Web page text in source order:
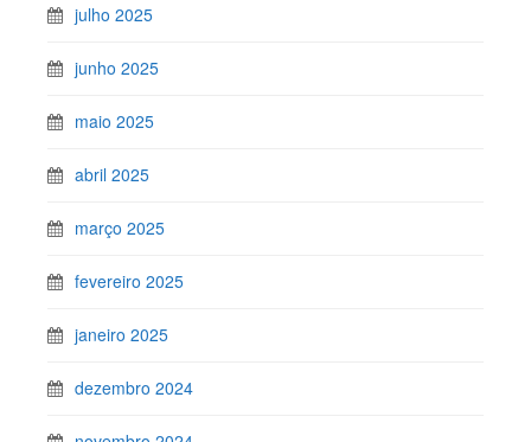
julho 2025
junho 2025
maio 2025
abril 2025
março 2025
fevereiro 2025
janeiro 2025
dezembro 2024